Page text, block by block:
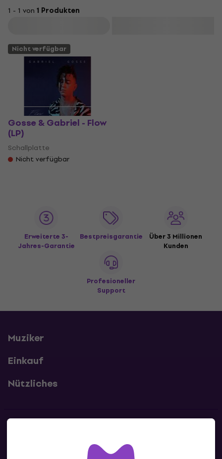
1 - 1 von 1 Produkten
Nicht verfügbar
Gosse & Gabriel - Flow
(LP)
Schallplatte
Nicht verfügbar
Erweiterte 3-
Jahres-Garantie
Bestpreisgarantie
Über 3 Millionen
Kunden
Profesioneller
Support
Muziker
Einkauf
Nützliches
Kontaktiere uns